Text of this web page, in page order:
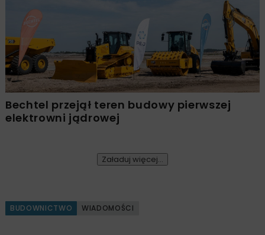
Bechtel przejął teren budowy pierwszej
elektrowni jądrowej
Załaduj więcej...
BUDOWNICTWO WIADOMOŚCI